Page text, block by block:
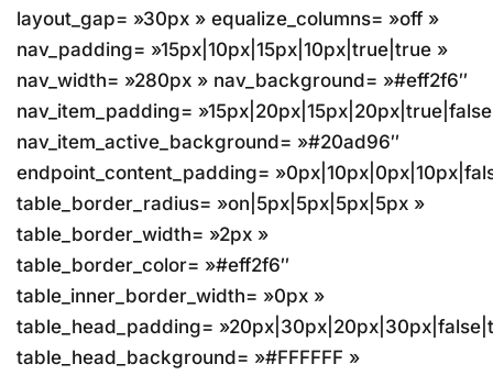
layout_gap= »30px » equalize_columns= »off »
nav_padding= »15px|10px|15px|10px|true|true »
nav_width= »280px » nav_background= »#eff2f6″
nav_item_padding=
nav_item_active_background= »#20ad96″
endpoint_content_padding=
table_border_radius= »on|5px|5px|5px|5px »
table_border_width= »2px »
table_border_color= »#eff2f6″
table_inner_border_width= »0px »
table_head_padding=
table_head_background= »#FFFFFF »